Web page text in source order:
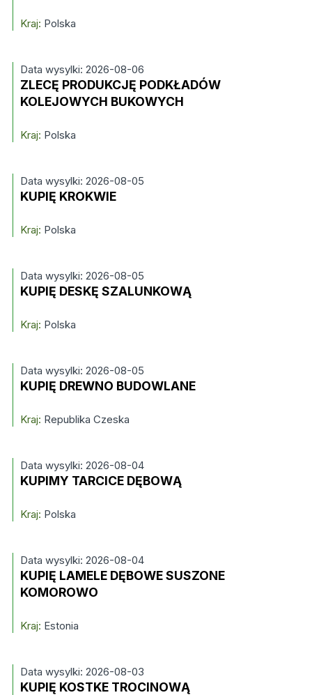
Kraj: Polska
Data wysylki: 2026-08-06
ZLECĘ PRODUKCJĘ PODKŁADÓW
KOLEJOWYCH BUKOWYCH
Kraj: Polska
Data wysylki: 2026-08-05
KUPIĘ KROKWIE
Kraj: Polska
Data wysylki: 2026-08-05
KUPIĘ DESKĘ SZALUNKOWĄ
Kraj: Polska
Data wysylki: 2026-08-05
KUPIĘ DREWNO BUDOWLANE
Kraj: Republika Czeska
Data wysylki: 2026-08-04
KUPIMY TARCICE DĘBOWĄ
Kraj: Polska
Data wysylki: 2026-08-04
KUPIĘ LAMELE DĘBOWE SUSZONE
KOMOROWO
Kraj: Estonia
Data wysylki: 2026-08-03
KUPIĘ KOSTKE TROCINOWĄ